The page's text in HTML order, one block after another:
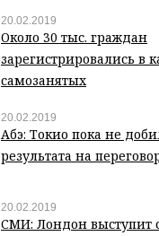
20.02.2019
Около 30 тыс. граждан
зарегистрировались в
самозанятых
20.02.2019
Абэ: Токио пока не
результата на
20.02.2019
СМИ: Лондон выступит